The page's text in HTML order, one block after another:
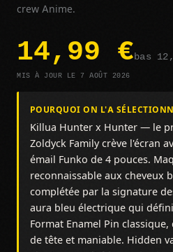
crew Anime.
14,99 €bas
MIS À JOUR LE 7 AOÛT 2026
POURQUOI ON L'A
Killua Hunter x Hunter — le
Zoldyck Family crève l'écran
émail Funko de 4 pouces.
reconnaissable aux cheveux
complétée par la signature
aura bleu électrique qui
Format Enamel Pin
de tête et maniable. Hidden